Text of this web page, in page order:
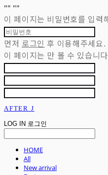
"" ""
이 페이지는 비밀번호를 입력
먼저 로그인 후 이용해주세요.
이 페이지는 만 볼 수 있습니
AFTER J
LOG IN 로그인
HOME
All
New arrival